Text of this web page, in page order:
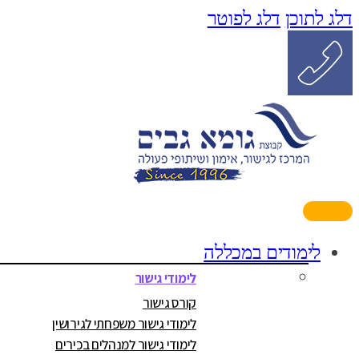
דלג לתוכן דלג לפוטר
לימודים במכללה
לימודי גישור
קורס גישור
לימודי גישור משפחתי לגירושין
לימודי גישור למנהלים בכירים